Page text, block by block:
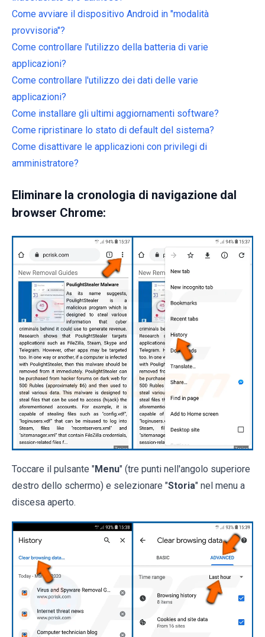
Come avviare il dispositivo Android in "modalità
provvisoria"?
Come controllare l'utilizzo della batteria di varie
applicazioni?
Come controllare l'utilizzo dei dati delle varie
applicazioni?
Come installare gli ultimi aggiornamenti software?
Come ripristinare lo stato di default del sistema?
Come disattivare le applicazioni con privilegi di
amministratore?
Eliminare la cronologia di navigazione dal
browser Chrome:
Toccare il pulsante "Menu" (tre punti nell'angolo superiore
destro dello schermo) e selezionare "Storia" nel menu a
discesa aperto.